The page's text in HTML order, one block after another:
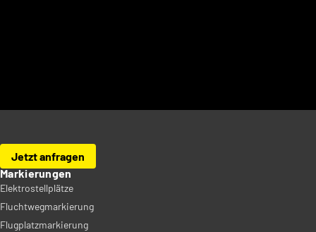
Jetzt anfragen
Markierungen
Elektrostellplätze
Fluchtwegmarkierung
Flugplatzmarkierung